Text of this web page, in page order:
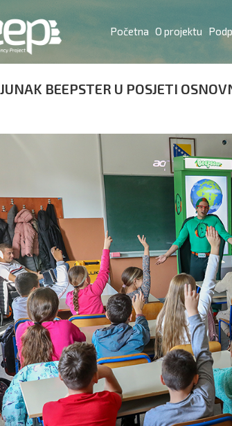
Početna O projektu
BEEPSTER U POSJETI